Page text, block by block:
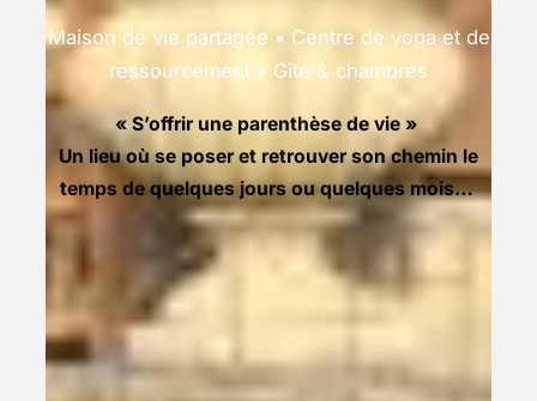
Maison de vie partagée • Centre de yoga et de
ressourcement • Gîte & chambres
« S’offrir une parenthèse de vie »
Un lieu où se poser et retrouver son chemin le
temps de quelques jours ou quelques mois…